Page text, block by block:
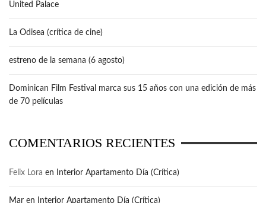
United Palace
La Odisea (crítica de cine)
estreno de la semana (6 agosto)
Dominican Film Festival marca sus 15 años con una edición de más
de 70 películas
COMENTARIOS RECIENTES
Felix Lora en Interior Apartamento Día (Crítica)
Mar en Interior Apartamento Día (Crítica)